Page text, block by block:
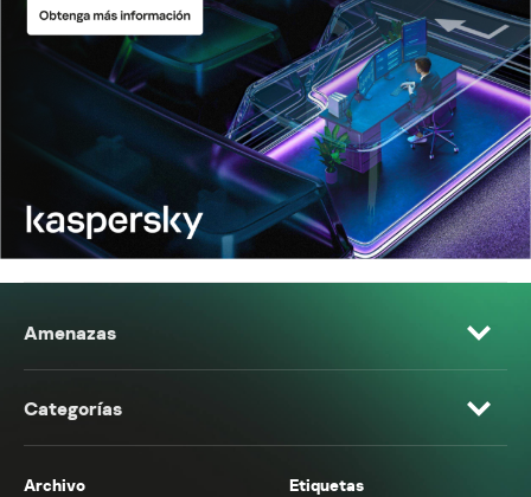
Amenazas
Categorías
Archivo Etiquetas